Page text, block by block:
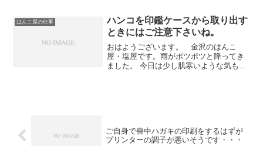
リ角の石材に一文字を白...
はんこ屋の仕事
ハンコを印鑑ケースから取り出す
ときにはご注意下さいね。
おはようございます。 金沢のはんこ
屋・塩屋です。雨がポツポツと降ってき
ました。 今日は少し肌寒いような気もし
ご自身で喪中ハガキの印刷をするはずが
プリンターの調子が悪いそうです・・・